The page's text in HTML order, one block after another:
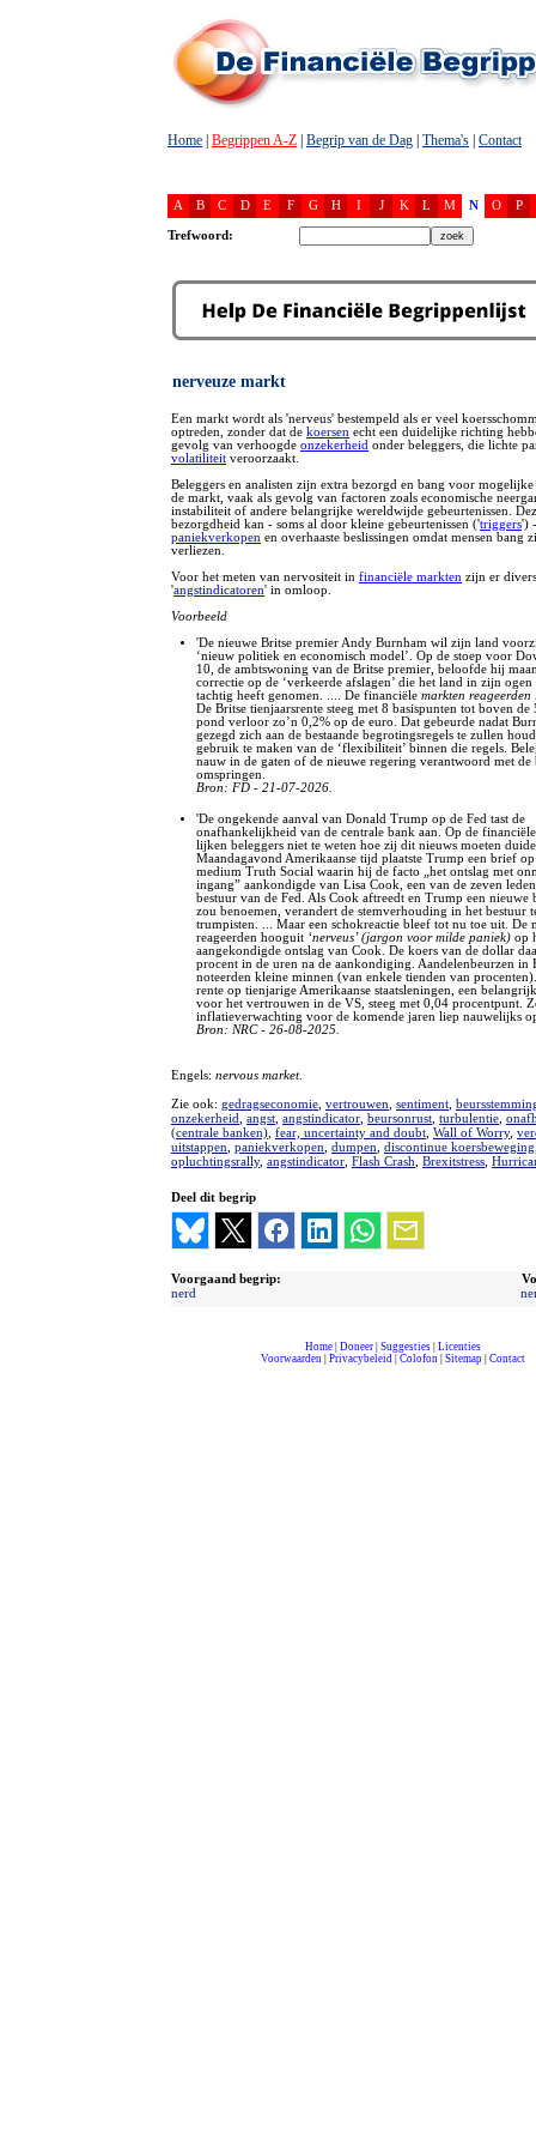
Home Begrippen A-Z Begrip van de Dag Thema's Contact
A B C D E F G H I J K L M N O P
Trefwoord:
nerveuze markt
Een markt wordt als 'nerveus' bestempeld als er veel
optreden, zonder dat de koersen echt een duidelijke richting
gevolg van verhoogde onzekerheid onder beleggers, die lichte
volatiliteit veroorzaakt.
Beleggers en analisten zijn extra bezorgd en bang voor
de markt, vaak als gevolg van factoren zoals economische
instabiliteit of andere belangrijke wereldwijde gebeurtenissen.
bezorgdheid kan - soms al door kleine gebeurtenissen ('triggers')
paniekverkopen en overhaaste beslissingen omdat mensen bang
verliezen.
Voor het meten van nervositeit in financiële markten zijn er
'angstindicatoren' in omloop.
Voorbeeld
'De nieuwe Britse premier Andy Burnham wil zijn land
‘nieuw politiek en economisch model’. Op de stoep voor
10, de ambtswoning van de Britse premier, beloofde hij
correctie op de ‘verkeerde afslagen’ die het land in zijn
tachtig heeft genomen. .... De financiëlemarkten reageerden
De Britse tienjaarsrente steeg met 8 basispunten tot boven de
pond verloor zo’n 0,2% op de euro. Dat gebeurde nadat
gezegd zich aan de bestaande begrotingsregels te zullen
gebruik te maken van de ‘flexibiliteit’ binnen die regels.
nauw in de gaten of de nieuwe regering verantwoord met de
omspringen.
Bron: FD - 21-07-2026.
'De ongekende aanval van Donald Trump op de Fed tast de
onafhankelijkheid van de centrale bank aan. Op de
lijken beleggers niet te weten hoe zij dit nieuws moeten
Maandagavond Amerikaanse tijd plaatste Trump een brief
medium Truth Social waarin hij de facto „het ontslag met
ingang” aankondigde van Lisa Cook, een van de zeven
bestuur van de Fed. Als Cook aftreedt en Trump een nieuwe
zou benoemen, verandert de stemverhouding in het bestuur
trumpisten. ... Maar een schokreactie bleef tot nu toe uit. De
reageerden hooguit ‘nerveus’ (jargon voor milde paniek) op
aangekondigde ontslag van Cook. De koers van de dollar
procent in de uren na de aankondiging. Aandelenbeurzen in
noteerden kleine minnen (van enkele tienden van
rente op tienjarige Amerikaanse staatsleningen, een
voor het vertrouwen in de VS, steeg met 0,04 procentpunt.
inflatieverwachting voor de komende jaren liep nauwelijks
Bron: NRC - 26-08-2025.
Engels: nervous market.
Zie ook: gedragseconomie vertrouwen sentiment
onzekerheid angst angstindicator beursonrust turbulentie
(centrale banken) fear, uncertainty and doubt Wall of Worry,
uitstappen paniekverkopen dumpen discontinue koersbeweging
opluchtingsrally, angstindicator Flash Crash Brexitstress
Deel dit begrip
Voorgaand begrip:
nerd
Home| Doneer| Suggesties| Licenties
Voorwaarden
Privacybeleid Colofon Sitemap| Contact